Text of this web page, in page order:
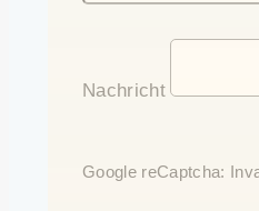
Nachricht
Google reCaptcha: